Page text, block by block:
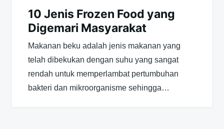
10 Jenis Frozen Food yang
Digemari Masyarakat
Makanan beku adalah jenis makanan yang
telah dibekukan dengan suhu yang sangat
rendah untuk memperlambat pertumbuhan
bakteri dan mikroorganisme sehingga…